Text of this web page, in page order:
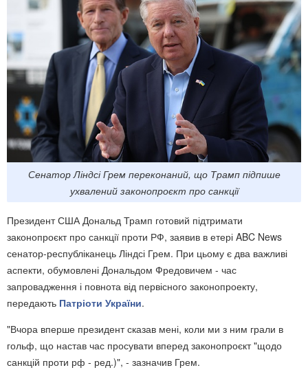
Сенатор Ліндсі Грем переконаний, що Трамп підпише
ухвалений законопроєкт про санкції
Президент США Дональд Трамп готовий підтримати
законопроєкт про санкції проти РФ, заявив в етері ABC News
сенатор-республіканець Ліндсі Грем. При цьому є два важливі
аспекти, обумовлені Дональдом Фредовичем - час
запровадження і повнота від первісного законопроекту,
передають Патріоти України.
"Вчора вперше президент сказав мені, коли ми з ним грали в
гольф, що настав час просувати вперед законопроєкт "щодо
санкцій проти рф - ред.)", - зазначив Грем.